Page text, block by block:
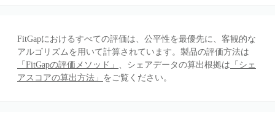
FitGapにおけるすべての評価は、公平性を最優先に、客観的な
アルゴリズムを用いて計算されています。製品の評価方法は
「FitGapの評価メソッド」 、シェアデータの算出根拠は 「シェ
アスコアの算出方法」 をご覧ください。